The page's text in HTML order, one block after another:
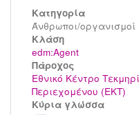
Κατηγορία
Άνθρωποι/οργανισμοί
Kλάση
edm:Agent
Πάροχος
Εθνικό Κέντρο
Περιεχομένου (ΕΚΤ)
Κύρια γλώσσα